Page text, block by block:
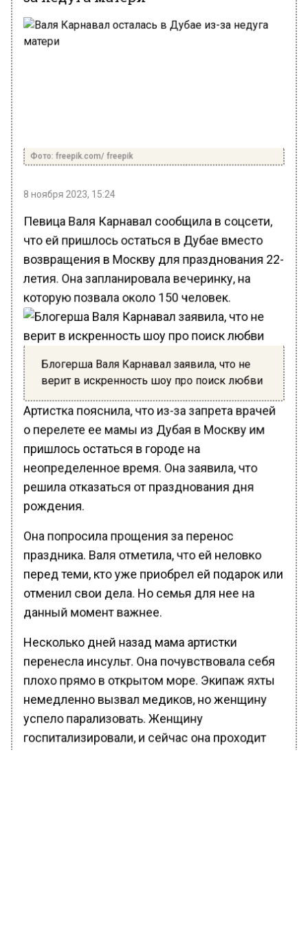
Фото: freepik.com/ freepik
8 ноября 2023, 15:24
Певица Валя Карнавал сообщила в соцсети,
что ей пришлось остаться в Дубае вместо
возвращения в Москву для празднования 22-
летия. Она запланировала вечеринку, на
которую позвала около 150 человек.
Блогерша Валя Карнавал заявила, что не
верит в искренность шоу про поиск любви
Артистка пояснила, что из-за запрета врачей
о перелете ее мамы из Дубая в Москву им
пришлось остаться в городе на
неопределенное время. Она заявила, что
решила отказаться от празднования дня
рождения.
Она попросила прощения за перенос
праздника. Валя отметила, что ей неловко
перед теми, кто уже приобрел ей подарок или
отменил свои дела. Но семья для нее на
данный момент важнее.
Несколько дней назад мама артистки
перенесла инсульт. Она почувствовала себя
плохо прямо в открытом море. Экипаж яхты
немедленно вызвал медиков, но женщину
успело парализовать. Женщину
госпитализировали, и сейчас она проходит